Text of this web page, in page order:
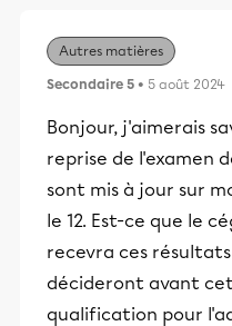
Autres matières
Secondaire 5 • 5 août 2024
Bonjour, j'aimerais
reprise de l'examen
sont mis à jour sur
le 12. Est-ce que le
recevra ces
décideront avant
qualification pour